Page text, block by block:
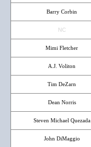
Barry Corbin
NC
Mimi Fletcher
A.J. Voliton
Tim DeZarn
Dean Norris
Steven Michael Quezada
John DiMaggio